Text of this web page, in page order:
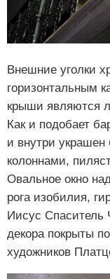
Внешние уголки
горизонтальным
крыши являются
Как и подобает
и внутри украшен
колоннами,
Овальное окно
рога изобилия,
Иисус Спаситель
декора покрыты
художников